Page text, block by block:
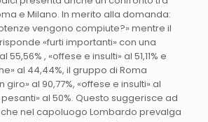
e Milano. In merito alla domanda:
vengono compiute?» mentre il
«furti importanti» con una
, «offese e insulti» al 51,11% e
al 44,44%, il gruppo di Roma
al 90,77%, «offese e insulti» al
pesanti» al 50%. Questo suggerisce ad
nel capoluogo Lombardo prevalga